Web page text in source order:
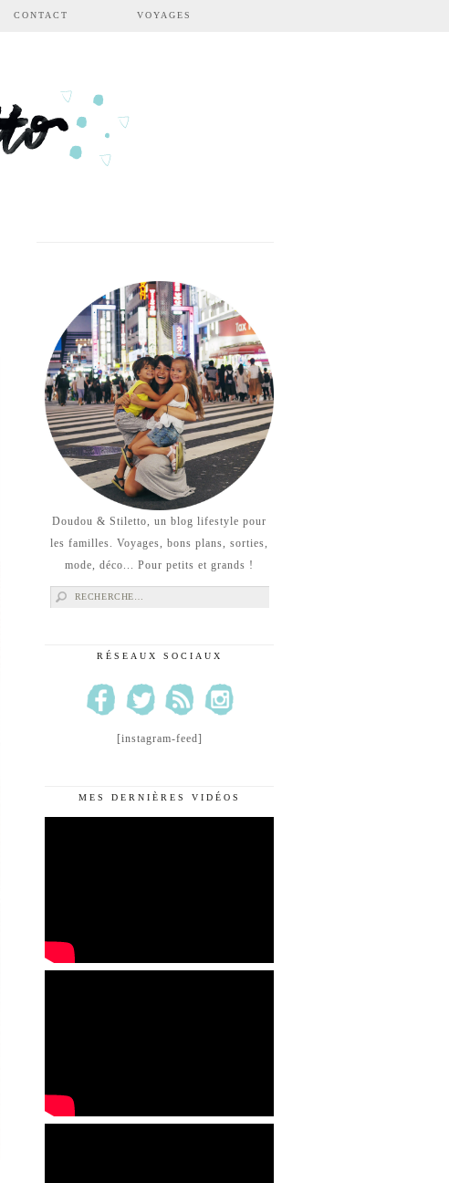
CONTACT VOYAGES
Doudou & Stiletto, un blog lifestyle pour
les familles. Voyages, bons plans, sorties,
mode, déco... Pour petits et grands !
Rechercher :
RÉSEAUX SOCIAUX
[instagram-feed]
MES DERNIÈRES VIDÉOS